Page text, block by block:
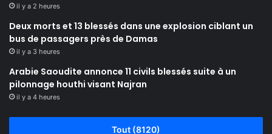
il y a 2 heures
Deux morts et 13 blessés dans une explosion ciblant un
bus de passagers près de Damas
il y a 3 heures
Arabie Saoudite annonce 11 civils blessés suite à un
pilonnage houthi visant Najran
il y a 4 heures
Tout (8120)